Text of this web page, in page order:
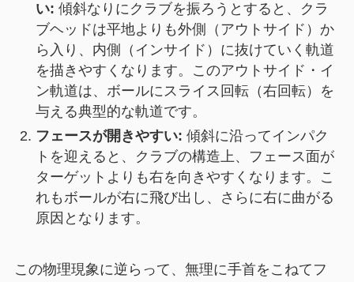
い: 傾斜なりにクラブを振ろうとすると、クラ
ブヘッドは平地よりも外側（アウトサイド）か
ら入り、内側（インサイド）に抜けていく軌道
を描きやすくなります。このアウトサイド・イ
ン軌道は、ボールにスライス回転（右回転）を
与える典型的な軌道です。
フェースが開きやすい: 傾斜に沿ってインパク
トを迎えると、クラブの構造上、フェース面が
ターゲットよりも右を向きやすくなります。こ
れもボールが右に飛び出し、さらに右に曲がる
原因となります。
この物理現象に逆らって、無理に手首をこねてフ